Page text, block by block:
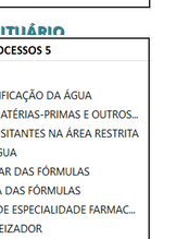
UÁRIO
PRÁTICAS -